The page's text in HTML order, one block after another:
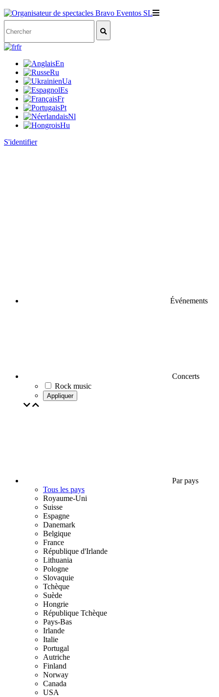
fr
En
Ru
Ua
Es
Fr
Pt
Nl
Hu
S'identifier
Événements
Concerts
Rock music
Appliquer
Par pays
Tous les pays
Royaume-Uni
Suisse
Espagne
Danemark
Belgique
France
République d'Irlande
Lithuania
Pologne
Slovaquie
Tchèque
Suède
Hongrie
République Tchèque
Pays-Bas
Irlande
Italie
Portugal
Autriche
Finland
Norway
Canada
USA